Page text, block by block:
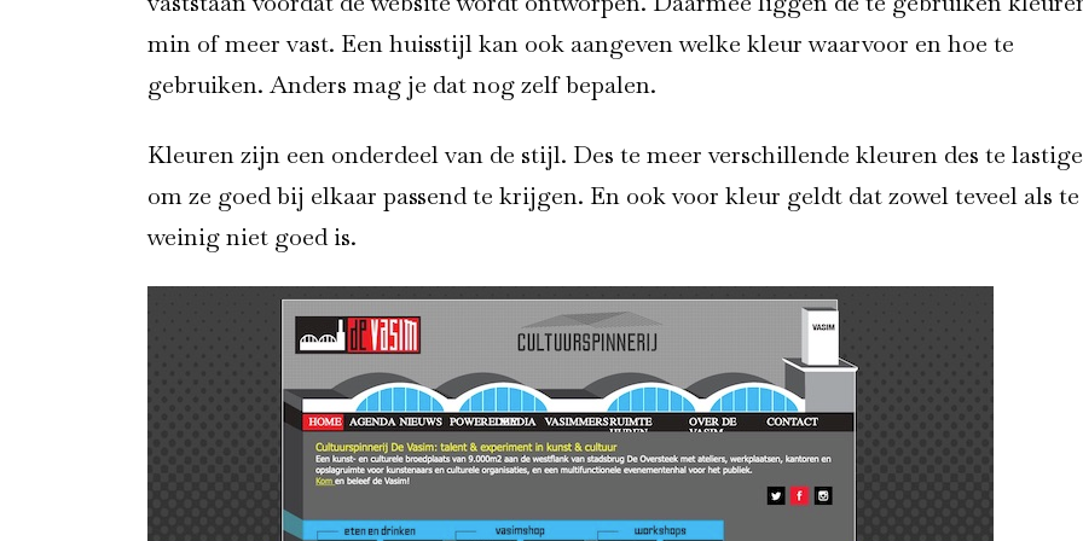
min of meer vast. Een huisstijl kan ook aangeven welke kleur waarvoor en hoe te
gebruiken. Anders mag je dat nog zelf bepalen.
Kleuren zijn een onderdeel van de stijl. Des te meer verschillende kleuren des te
om ze goed bij elkaar passend te krijgen. En ook voor kleur geldt dat zowel teveel als te
weinig niet goed is.